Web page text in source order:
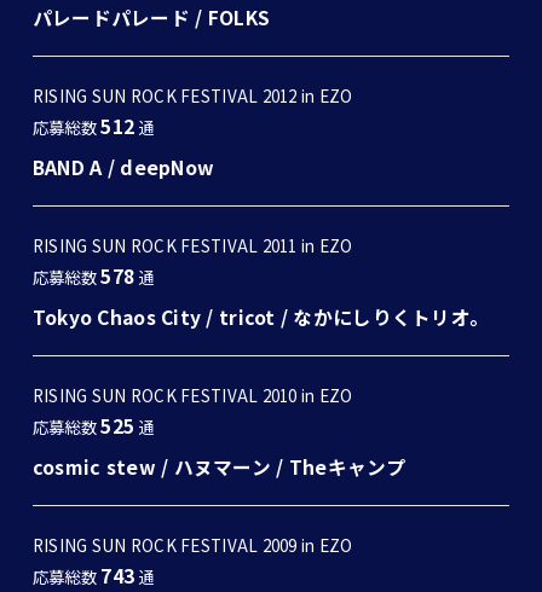
パレードパレード / FOLKS
RISING SUN ROCK FESTIVAL 2012 in EZO
応募総数512 通
BAND A/ deepNow
RISING SUN ROCK FESTIVAL 2011 in EZO
応募総数578 通
Tokyo Chaos City / tricot / なかにしりくトリオ。
RISING SUN ROCK FESTIVAL 2010 in EZO
応募総数525 通
cosmic stew / ハヌマーン / Theキャンプ
RISING SUN ROCK FESTIVAL 2009 in EZO
応募総数 743 通